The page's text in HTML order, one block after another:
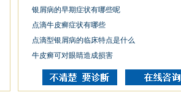
银屑病的早期症状有哪些呢
点滴牛皮癣症状有哪些
点滴型银屑病的临床特点是什么
牛皮癣可对眼睛造成损害